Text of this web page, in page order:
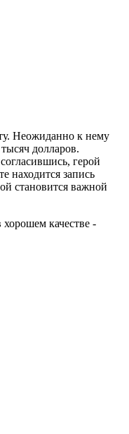
Неожиданно к нему
долларов.
герой
находится запись
становится важной
качестве -